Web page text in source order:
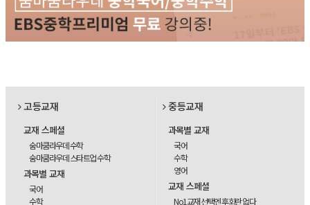
고등교재
교재 스페셜
숨마쿰라우데 수학
숨마쿰라우데 스타트업 수학
과목별 교재
국어
수학
중등교재
과목별 교재
국어
수학
영어
교재 스페셜
No1교재 선택엔 후회란 없다